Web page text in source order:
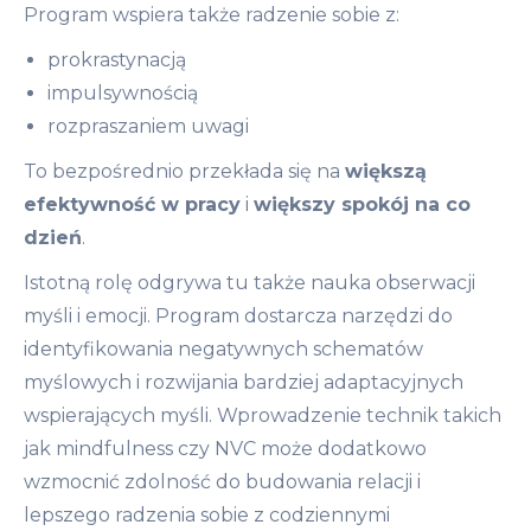
pomogą Ci wyciszać układ nerwowy przed
snem i w trudnych sytuacjach
Poznasz podstawy medytacji mindfulness
według Jona Kabat-Zinna, której regularna
poprawie koncentracji
Asertywność
Dowiesz się, jak wyrażać swoje potrzeby i
granice w sposób asertywny, z szacunkiem do
innych
Poznasz techniki, które wspierają
asertywność i mogą pomóc Ci budować
zdrowe, autentyczne relacje
Hiperfokus
Program wspiera także radzenie sobie z:
prokrastynacją
impulsywnością
rozpraszaniem uwagi
To bezpośrednio przekłada się na większą
efektywność w pracy i większy spokój na co
dzień.
Istotną rolę odgrywa tu także nauka obserwacji
myśli i emocji. Program dostarcza narzędzi do
identyfikowania negatywnych schematów
myślowych i rozwijania bardziej adaptacyjnych
wspierających myśli. Wprowadzenie technik takich
jak mindfulness czy NVC może dodatkowo
wzmocnić zdolność do budowania relacji i
lepszego radzenia sobie z codziennymi